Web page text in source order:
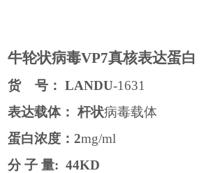
牛轮状病毒VP7真核表达蛋白
货 号： LANDU-1631
表达载体： 杆状病毒载体
蛋白浓度：2mg/ml
分 子 量: 44KD